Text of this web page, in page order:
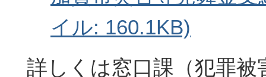
イル: 160.1KB)
詳しくは窓口課（犯罪被